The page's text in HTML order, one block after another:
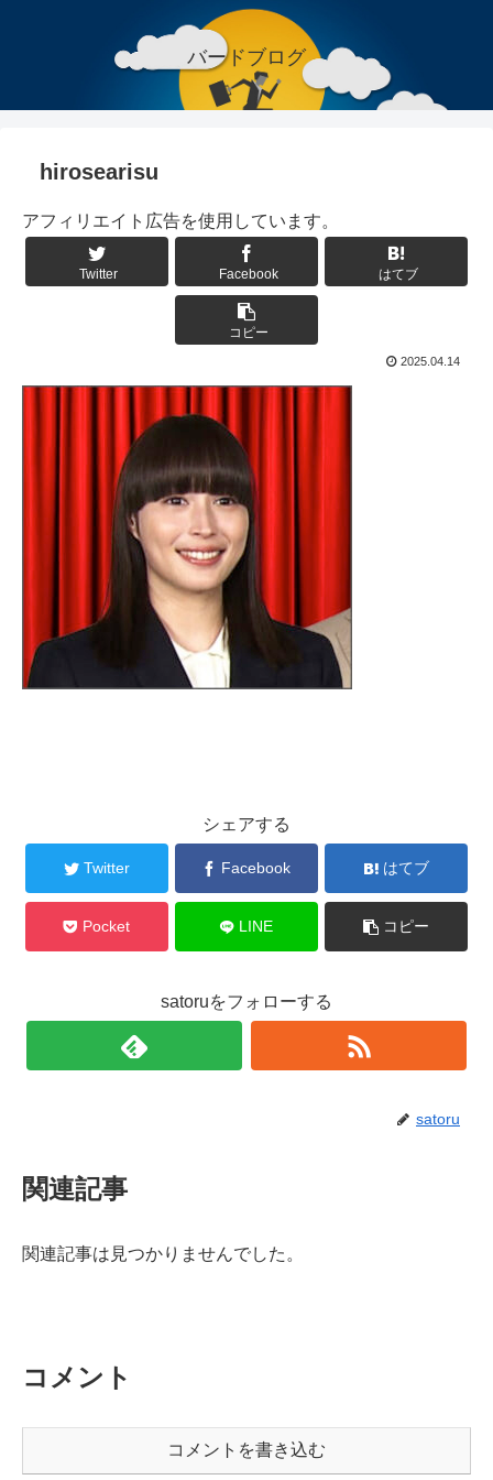
バードブログ
hirosearisu
アフィリエイト広告を使用しています。
Twitter Facebook はてブ
コピー
2025.04.14
シェアする
Twitter Facebook はてブ
Pocket LINE コピー
satoruをフォローする
satoru
関連記事
関連記事は見つかりませんでした。
コメント
コメントを書き込む